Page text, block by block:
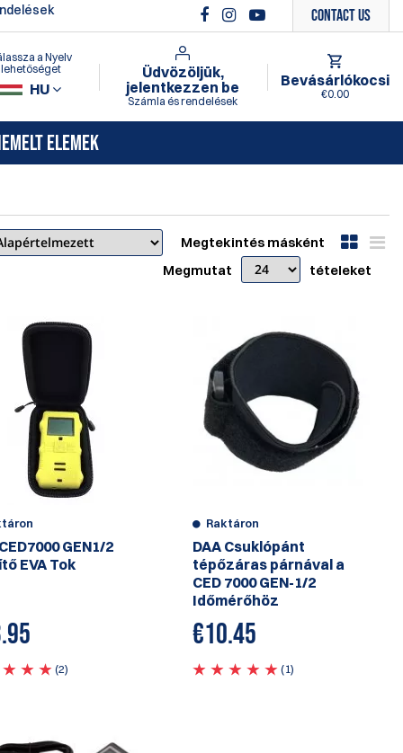
Contact Us
HU
a Nyelv
lehetőséget
Üdvözöljük,
jelentkezzen be
Számla és rendelések
Bevásárlókocsi
€0.00
ELEMEK
Megtekintés másként
Megmutat
tételeket
GEN1/2
EVA Tok
(2)
Raktáron
DAA Csuklópánt
tépőzáras párnával a
CED 7000 GEN-1/2
Időmérőhöz
€10.45
(1)